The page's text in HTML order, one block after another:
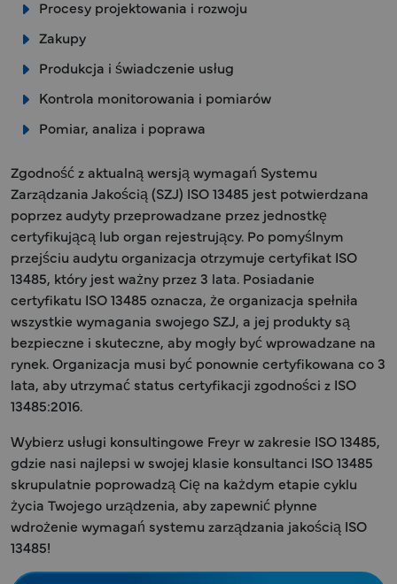
Procesy projektowania i rozwoju
Zakupy
Produkcja i świadczenie usług
Kontrola monitorowania i pomiarów
Pomiar, analiza i poprawa
Zgodność z aktualną wersją wymagań Systemu
Zarządzania Jakością (SZJ) ISO 13485 jest potwierdzana
poprzez audyty przeprowadzane przez jednostkę
certyfikującą lub organ rejestrujący. Po pomyślnym
przejściu audytu organizacja otrzymuje certyfikat ISO
13485, który jest ważny przez 3 lata. Posiadanie
certyfikatu ISO 13485 oznacza, że organizacja spełniła
wszystkie wymagania swojego SZJ, a jej produkty są
bezpieczne i skuteczne, aby mogły być wprowadzane na
rynek. Organizacja musi być ponownie certyfikowana co 3
lata, aby utrzymać status certyfikacji zgodności z ISO
13485:2016.
Wybierz usługi konsultingowe Freyr w zakresie ISO 13485,
gdzie nasi najlepsi w swojej klasie konsultanci ISO 13485
skrupulatnie poprowadzą Cię na każdym etapie cyklu
życia Twojego urządzenia, aby zapewnić płynne
wdrożenie wymagań systemu zarządzania jakością ISO
13485!